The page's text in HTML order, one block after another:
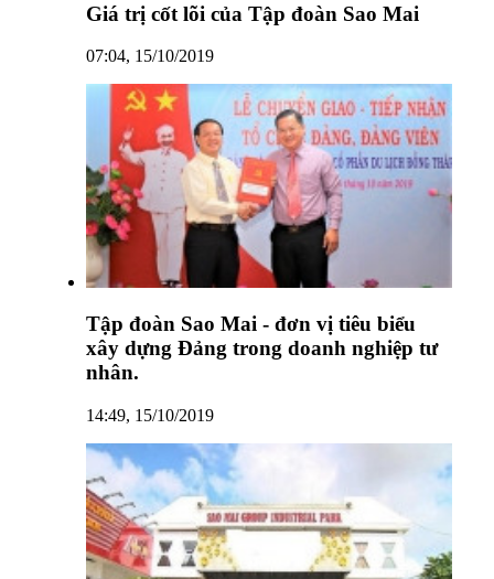
Giá trị cốt lõi của Tập đoàn Sao Mai
07:04, 15/10/2019
Tập đoàn Sao Mai - đơn vị tiêu biểu
xây dựng Đảng trong doanh nghiệp tư
nhân.
14:49, 15/10/2019